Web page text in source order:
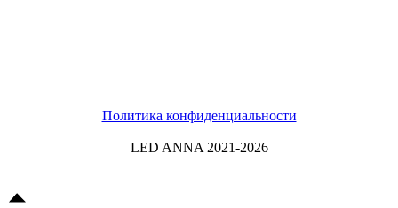
Политика конфиденциальности
LED ANNA 2021-2026